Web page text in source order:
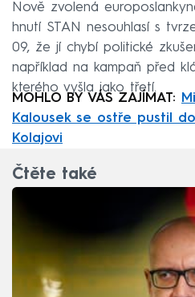
Nově zvolená
hnutí STAN nesouhlasí s
09, že jí chybí politické
například na kampaň před
kterého vyšla jako třetí.
MOHLO BY VÁS ZAJÍMAT:
Kalousek se ostře pustil
Kolajovi
Čtěte také